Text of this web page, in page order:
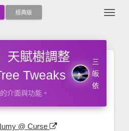
經典版
天賦樹調整
Tweaks
介面與功能。
三
皈
依
@ Curse